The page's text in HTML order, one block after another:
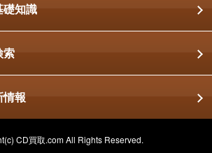
知識
索
報
CD買取.com All Rights Reserved.